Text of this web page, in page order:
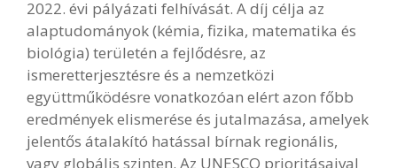
2022. évi pályázati felhívását. A díj célja az
alaptudományok (kémia, fizika, matematika és
biológia) területén a fejlődésre, az
ismeretterjesztésre és a nemzetközi
együttműködésre vonatkozóan elért azon főbb
eredmények elismerése és jutalmazása, amelyek
jelentős átalakító hatással bírnak regionális,
vagy globális szinten. Az UNESCO prioritásaival